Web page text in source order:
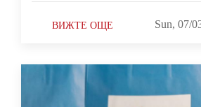
ВИЖТЕ ОЩЕ Sun, 07/